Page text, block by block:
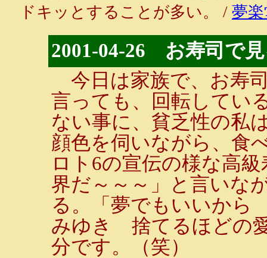
ドキッとすることが多い。 / 夢
2001-04-26 お寿司で
今日は家族で、お寿
言っても、回転してい
ない事に、貧乏性の私
顔色を伺いながら、食
ロト6の宣伝の様な高
界だ～～～」と言いな
る。「夢でもいいか
みゆき 捨てるほどの
分です。（笑）